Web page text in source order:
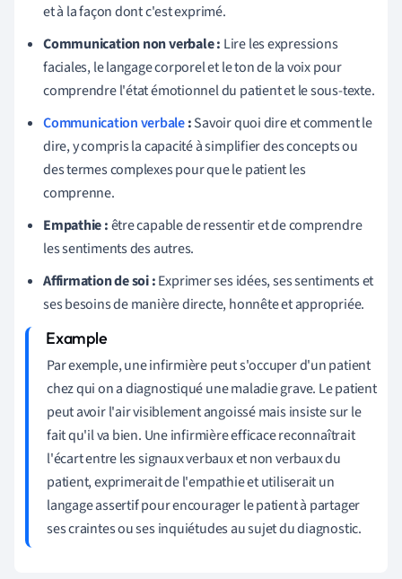
et à la façon dont c'est exprimé.
Communication non verbale : Lire les expressions
faciales, le langage corporel et le ton de la voix pour
comprendre l'état émotionnel du patient et le sous-texte.
Communication verbale:Savoir quoi dire et comment le
dire, y compris la capacité à simplifier des concepts ou
des termes complexes pour que le patient les
comprenne.
Empathie :être capable de ressentir et de comprendre
les sentiments des autres.
Affirmation de soi :Exprimer ses idées, ses sentiments et
ses besoins de manière directe, honnête et appropriée.
Par exemple, une infirmière peut s'occuper d'un patient
chez qui on a diagnostiqué une maladie grave. Le patient
peut avoir l'air visiblement angoissé mais insiste sur le
fait qu'il va bien. Une infirmière efficace reconnaîtrait
l'écart entre les signaux verbaux et non verbaux du
patient, exprimerait de l'empathie et utiliserait un
langage assertif pour encourager le patient à partager
ses craintes ou ses inquiétudes au sujet du diagnostic.